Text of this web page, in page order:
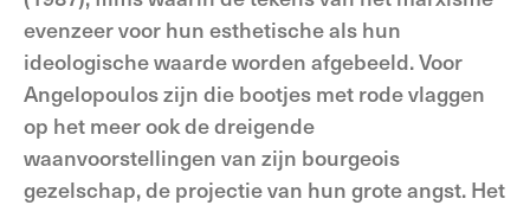
evenzeer voor hun esthetische als hun
ideologische waarde worden afgebeeld. Voor
Angelopoulos zijn die bootjes met rode vlaggen
op het meer ook de dreigende
waanvoorstellingen van zijn bourgeois
gezelschap, de projectie van hun grote angst. Het